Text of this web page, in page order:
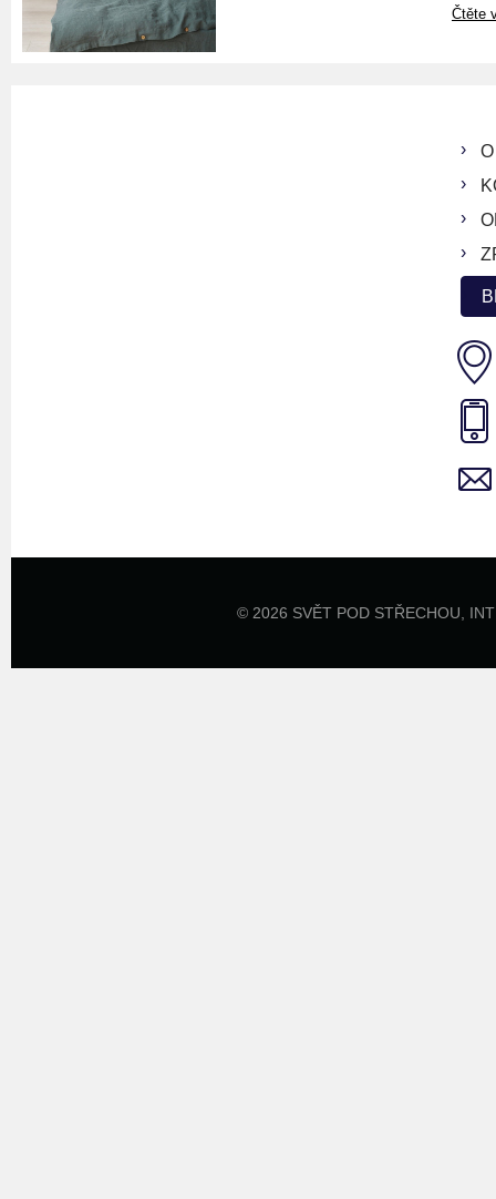
Čtěte
© 2026 SVĚT POD STŘECHOU,